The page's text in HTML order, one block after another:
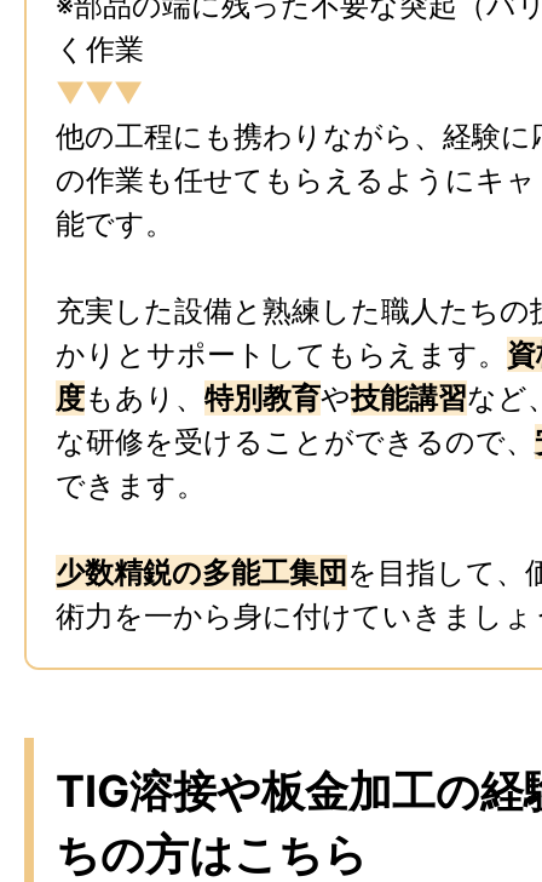
く作業
▼▼▼
他の工程にも携わりながら、経験に
の作業も任せてもらえるようにキ
能です。
充実した設備と熟練した職人たちの
かりとサポートしてもらえます。
度もあり、 特別教育や技能講習など
な研修を受けることができるので、
できます。
少数精鋭の多能工集団 を目指して、
術力を一から身に付けていきましょ
TIG溶接や板金加工の経
ちの方はこちら